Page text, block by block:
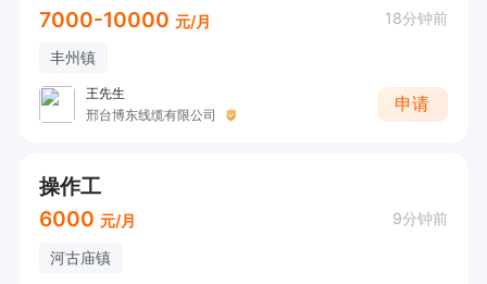
7000-10000 元/月 18分钟前
丰州镇
王先生
邢台博东线缆有限公司
申请
操作工
6000 元/月 9分钟前
河古庙镇